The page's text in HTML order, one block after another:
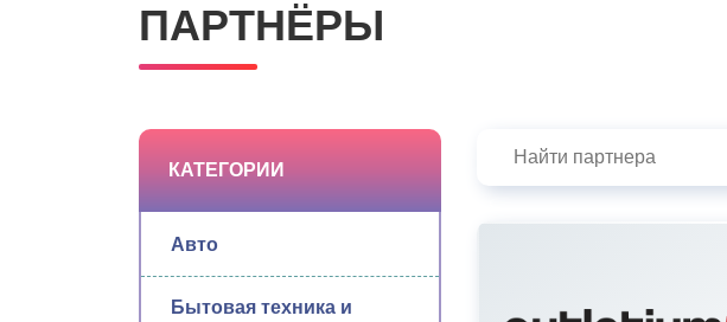
ПАРТНЁРЫ
КАТЕГОРИИ
Авто
Бытовая техника и